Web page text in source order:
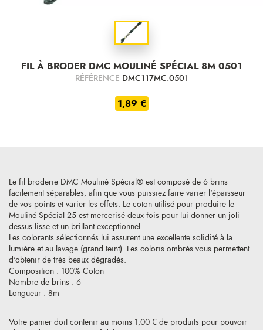
FIL À BRODER DMC MOULINÉ SPÉCIAL 8M 0501
RÉFÉRENCE DMC117MC.0501
1,89 €
Votre panier doit contenir au moins 1,00 € de produits pour pouvoir
Le fil broderie DMC Mouliné Spécial® est composé de 6 brins
facilement séparables, afin que vous puissiez faire varier l'épaisseur
de vos points et varier les effets. Le coton utilisé pour produire le
Mouliné Spécial 25 est mercerisé deux fois pour lui donner un joli
dessus lisse et un brillant exceptionnel.
Les colorants sélectionnés lui assurent une excellente solidité à la
lumière et au lavage (grand teint). Les coloris ombrés vous permettent
d'obtenir de très beaux dégradés.
Composition : 100% Coton
Nombre de brins : 6
Longueur : 8m